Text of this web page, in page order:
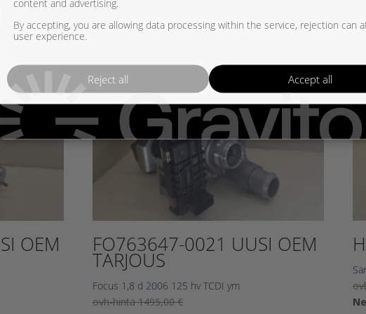
OEM FO763647-0021 UUSI OEM
TARJOUS
Focus 1,8 d 2006 125 hv TCDI ym
ovh-hinta1495,00€Alkuperäinen
By accepting, you are allowing data processing within the service, rejection can
user experience.
Accept all
Reject all